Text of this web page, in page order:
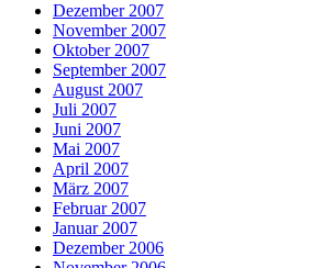
Dezember 2007
November 2007
Oktober 2007
September 2007
August 2007
Juli 2007
Juni 2007
Mai 2007
April 2007
März 2007
Februar 2007
Januar 2007
Dezember 2006